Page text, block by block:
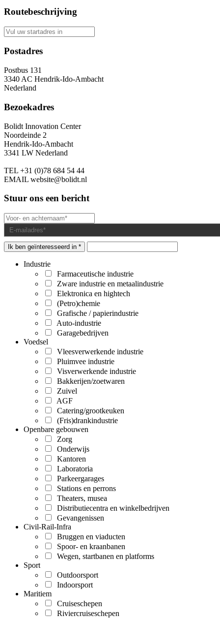
Routebeschrijving
Postadres
Postbus 131
3340 AC Hendrik-Ido-Ambacht
Nederland
Bezoekadres
Bolidt Innovation Center
Noordeinde 2
Hendrik-Ido-Ambacht
3341 LW Nederland
TEL +31 (0)78 684 54 44
EMAIL website@bolidt.nl
Stuur ons een bericht
Ik ben geïnteresseerd in *
Industrie
Farmaceutische industrie
Zware industrie en metaalindustrie
Elektronica en hightech
(Petro)chemie
Grafische / papierindustrie
Auto-industrie
Garagebedrijven
Voedsel
Vleesverwerkende industrie
Pluimvee industrie
Visverwerkende industrie
Bakkerijen/zoetwaren
Zuivel
AGF
Catering/grootkeuken
(Fris)drankindustrie
Openbare gebouwen
Zorg
Onderwijs
Kantoren
Laboratoria
Parkeergarages
Stations en perrons
Theaters, musea
Distributiecentra en winkelbedrijven
Gevangenissen
Civil-Rail-Infra
Bruggen en viaducten
Spoor- en kraanbanen
Wegen, startbanen en platforms
Sport
Outdoorsport
Indoorsport
Maritiem
Cruiseschepen
Riviercruiseschepen